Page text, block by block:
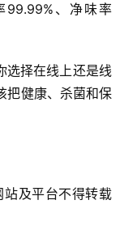
、净味率
选择在线上还是线
把健康、杀菌和保
及平台不得转载